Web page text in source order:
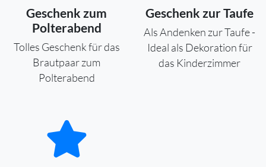
Geschenk zum
Polterabend
Tolles Geschenk für das
Brautpaar zum
Polterabend
Geschenk zur Taufe
Als Andenken zur Taufe -
Ideal als Dekoration für
das Kinderzimmer